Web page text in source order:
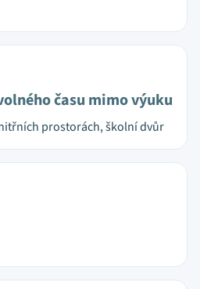
času mimo výuku
prostorách, školní dvůr